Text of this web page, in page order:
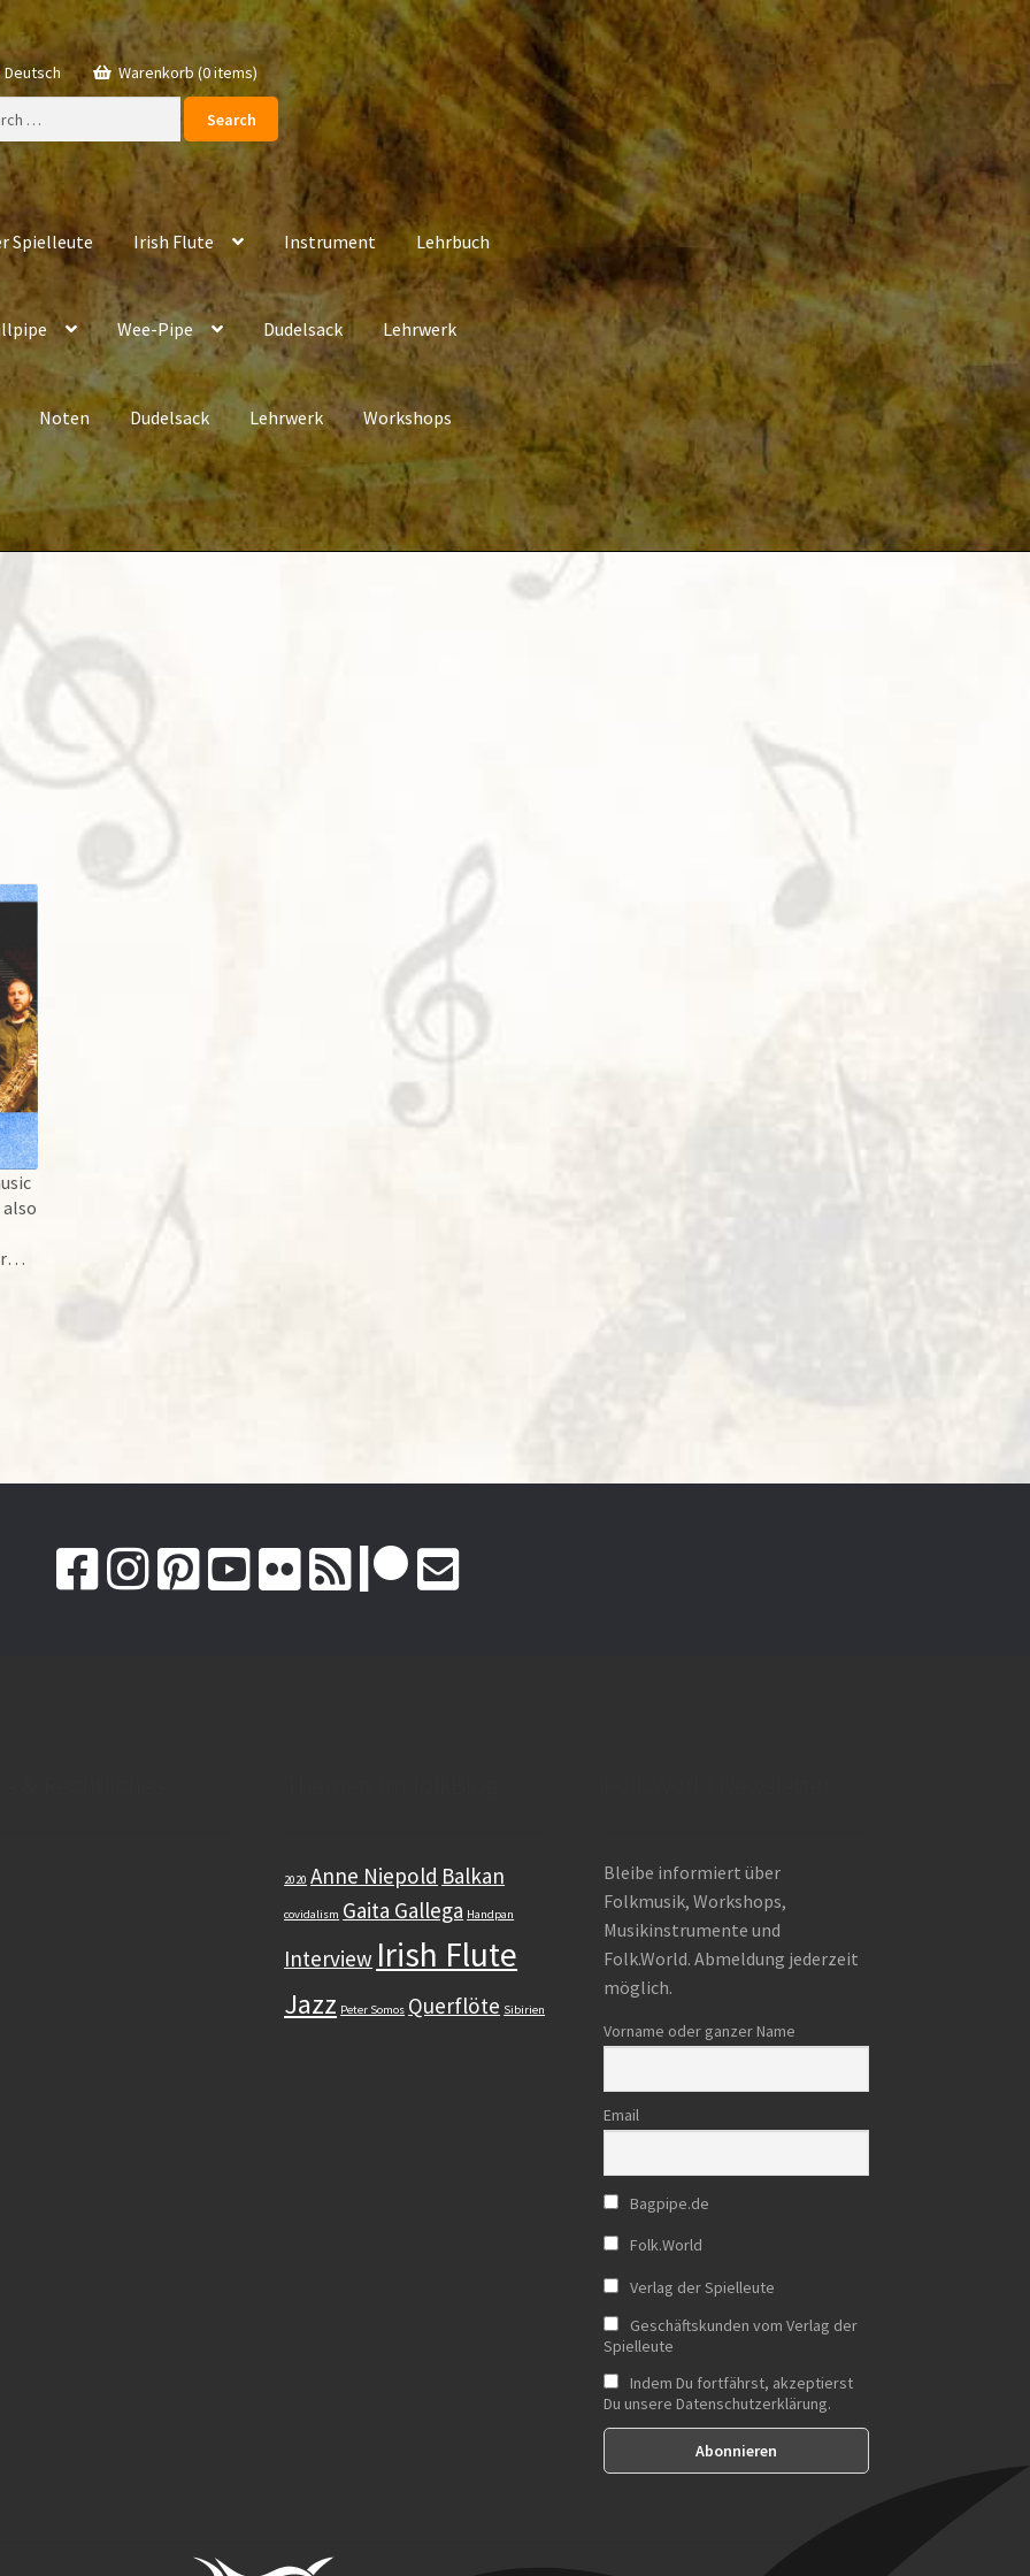
Deutsch
Warenkorb (0 items)
Spielleute Irish Flute Instrument Lehrbuch
Wee-Pipe Dudelsack Lehrwerk
Noten Dudelsack Lehrwerk Workshops
2020 Anne Niepold Balkan
covidalism Gaita Gallega Handpan
Interview Irish Flute
Jazz Peter Somos Querflöte Sibirien
Bleibe informiert über
Folkmusik, Workshops,
Musikinstrumente und
Folk.World. Abmeldung jederzeit
möglich.
Vorname oder ganzer Name
Email
Bagpipe.de
Folk.World
Verlag der Spielleute
Geschäftskunden vom Verlag der
Spielleute
Indem Du fortfährst, akzeptierst
Du unsere Datenschutzerklärung.